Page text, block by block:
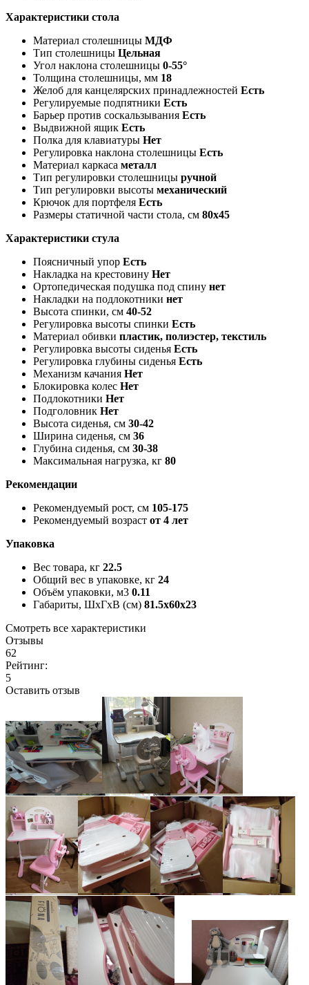
Характеристики стола
Материал столешницы МДФ
Тип столешницы Цельная
Угол наклона столешницы 0-55°
Толщина столешницы, мм 18
Желоб для канцелярских принадлежностей Есть
Регулируемые подпятники Есть
Барьер против соскальзывания Есть
Выдвижной ящик Есть
Полка для клавиатуры Нет
Регулировка наклона столешницы Есть
Материал каркаса металл
Тип регулировки столешницы ручной
Тип регулировки высоты механический
Крючок для портфеля Есть
Размеры статичной части стола, см 80x45
Характеристики стула
Поясничный упор Есть
Накладка на крестовину Нет
Ортопедическая подушка под спину нет
Накладки на подлокотники нет
Высота спинки, см 40-52
Регулировка высоты спинки Есть
Материал обивки пластик, полиэстер, текстиль
Регулировка высоты сиденья Есть
Регулировка глубины сиденья Есть
Механизм качания Нет
Блокировка колес Нет
Подлокотники Нет
Подголовник Нет
Высота сиденья, см 30-42
Ширина сиденья, см 36
Глубина сиденья, см 30-38
Максимальная нагрузка, кг 80
Рекомендации
Рекомендуемый рост, см 105-175
Рекомендуемый возраст от 4 лет
Упаковка
Вес товара, кг 22.5
Общий вес в упаковке, кг 24
Объём упаковки, м3 0.11
Габариты, ШxГxВ (см) 81.5x60x23
Смотреть все характеристики
Отзывы
62
Рейтинг:
5
Оставить отзыв